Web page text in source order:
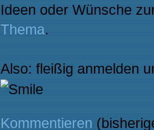
Ideen oder Wünsche
Thema.
Also: fleißig anmelden
Kommentieren